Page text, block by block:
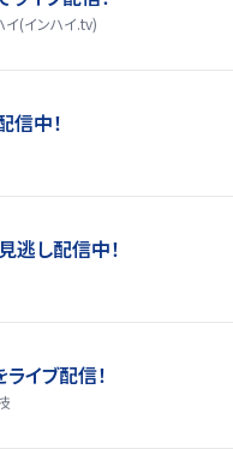
イ(インハイ.tv)
信中！
逃し配信中！
イブ配信！